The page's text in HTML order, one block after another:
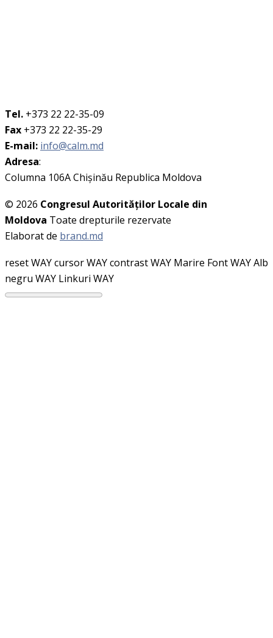
Tel. +373 22 22-35-09
Fax +373 22 22-35-29
E-mail: info@calm.md
Adresa:
Columna 106A Chişinău Republica Moldova
© 2026 Congresul Autorităţilor Locale din
Moldova Toate drepturile rezervate
Elaborat de brand.md
reset WAYcursor WAYcontrast WAY Marire Font WAYAlb
negru WAY Linkuri WAY